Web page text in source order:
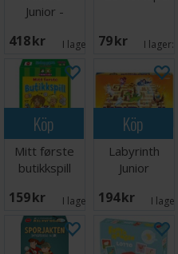
Junior -
418 SEK I lager: 79 SEK I lager:
Köp
Mitt første
butikkspill
159 SEK I lager:
Köp
Labyrinth
Junior
194 SEK I lager: